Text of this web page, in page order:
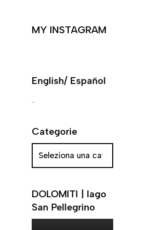
MY INSTAGRAM
English/ Español
Categorie
DOLOMITI | lago
San Pellegrino